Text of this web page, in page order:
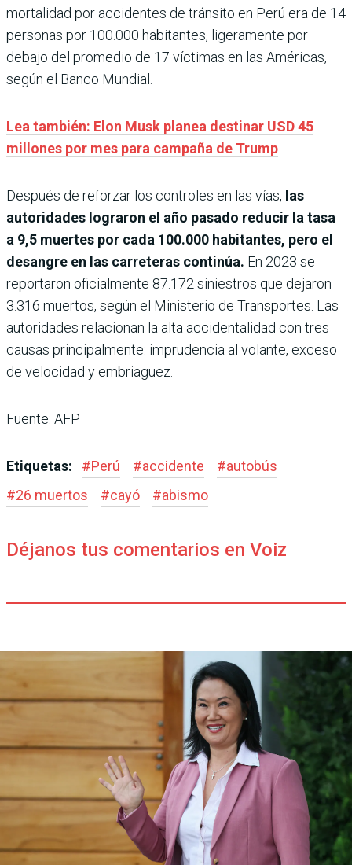
mortalidad por accidentes de tránsito en Perú era de 14
personas por 100.000 habitantes, ligeramente por
debajo del promedio de 17 víctimas en las Américas,
según el Banco Mundial.
Lea también: Elon Musk planea destinar USD 45
millones por mes para campaña de Trump
Después de reforzar los controles en las vías, las
autoridades lograron el año pasado reducir la tasa
a 9,5 muertes por cada 100.000 habitantes, pero el
desangre en las carreteras continúa. En 2023 se
reportaron oficialmente 87.172 siniestros que dejaron
3.316 muertos, según el Ministerio de Transportes. Las
autoridades relacionan la alta accidentalidad con tres
causas principalmente: imprudencia al volante, exceso
de velocidad y embriaguez.
Fuente: AFP
Etiquetas: #Perú #accidente #autobús
#26 muertos #cayó #abismo
Déjanos tus comentarios en Voiz